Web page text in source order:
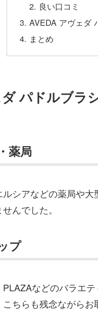
良い口コミ
AVEDA アヴェダ
まとめ
パドルブラ
薬局
シアなどの薬局や
んでした。
プ
などのバラエ
ちらも残念ながらお